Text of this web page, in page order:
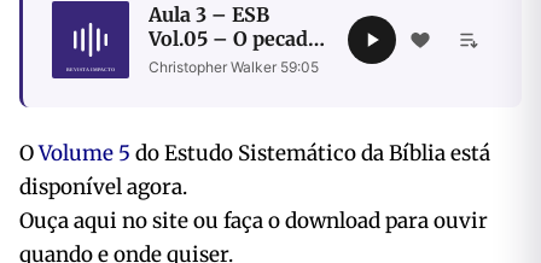
Aula 3 – ESB
Vol.05 – O pecado
de Acã I
Christopher Walker 59:05
OVolume 5 do Estudo Sistemático da Bíblia está
disponível agora.
Ouça aqui no site ou faça o download para ouvir
quando e onde quiser.